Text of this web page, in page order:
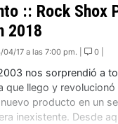
:: Rock Shox
2018
04/17 a las 7:00 pm. | 0 |
nos sorprendió a
que llego y
producto en un
inexistente. Desde